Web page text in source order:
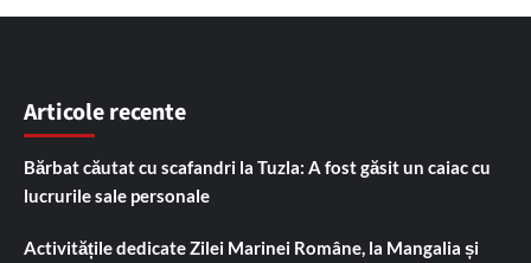
Articole recente
Bărbat căutat cu scafandri la Tuzla: A fost găsit un caiac cu
lucrurile sale personale
Activitățile dedicate Zilei Marinei Române, la Mangalia și